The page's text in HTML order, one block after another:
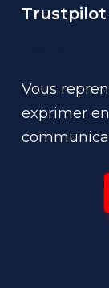
Trustpilot
Vous
exprimer